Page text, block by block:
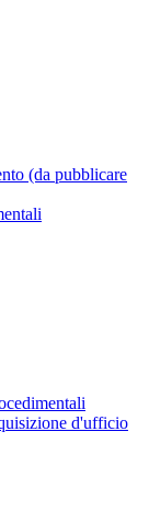
(da pubblicare
d'ufficio